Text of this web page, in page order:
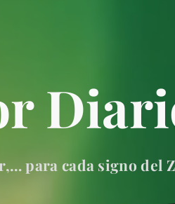
para cada signo del